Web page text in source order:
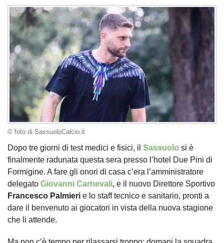
© foto di SassuoloCalcio.it
Dopo tre giorni di test medici e fisici, il Sassuolo si è
finalmente radunata questa sera presso l’hotel Due Pini di
Formigine. A fare gli onori di casa c’era l’amministratore
delegato Giovanni Carnevali, e il nuovo Direttore Sportivo
Francesco Palmieri e lo staff tecnico e sanitario, pronti a
dare il benvenuto ai giocatori in vista della nuova stagione
che li attende.